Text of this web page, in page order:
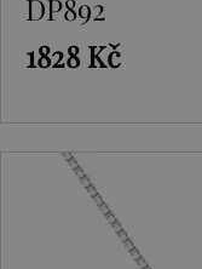
DP892
1828 Kč